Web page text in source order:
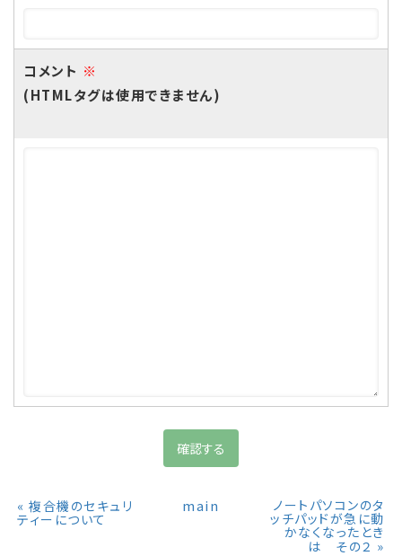
コメント ※
(HTMLタグは使用できません)
« 複合機のセキュリ
ティーについて
main ノートパソコンのタ
ッチパッドが急に動
かなくなったとき
は その２ »